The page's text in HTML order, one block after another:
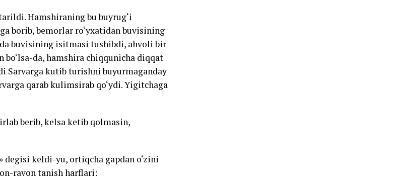
Hamshiraning bu buyrug‘i
borib, bemorlar ro‘yxatidan buvisining
buvisining isitmasi tushibdi, ahvoli bir
da, hamshira chiqqunicha diqqat
Sarvarga kutib turishni buyurmaganday
qarab kulimsirab qo‘ydi. Yigitchaga
berib, kelsa ketib qolmasin,
degisi keldi-yu, ortiqcha gapdan o‘zini
ravon tanish harflari: